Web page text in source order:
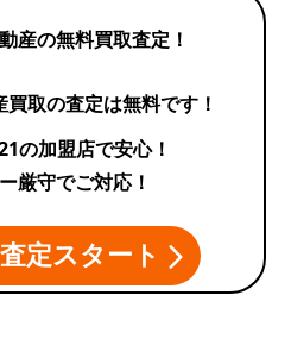
産の無料買取査定！
取の査定は無料です！
の加盟店で安心！
厳守でご対応！
定スタート